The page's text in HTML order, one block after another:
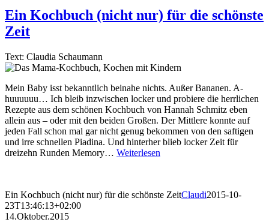
Ein Kochbuch (nicht nur) für die schönste
Zeit
Text: Claudia Schaumann
Mein Baby isst bekanntlich beinahe nichts. Außer Bananen. A-
huuuuuu… Ich bleib inzwischen locker und probiere die herrlichen
Rezepte aus dem schönen Kochbuch von Hannah Schmitz eben
allein aus – oder mit den beiden Großen. Der Mittlere konnte auf
jeden Fall schon mal gar nicht genug bekommen von den saftigen
und irre schnellen Piadina. Und hinterher blieb locker Zeit für
dreizehn Runden Memory… Weiterlesen
Ein Kochbuch (nicht nur) für die schönste ZeitClaudi2015-10-
23T13:46:13+02:00
14.Oktober.2015